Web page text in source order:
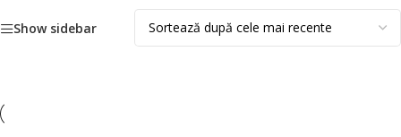
Show sidebar